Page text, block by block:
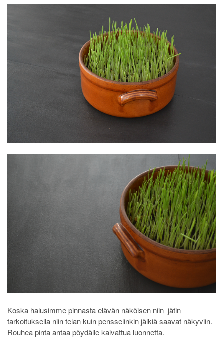
Koska halusimme pinnasta elävän näköisen niin jätin
tarkoituksella niin telan kuin pensselinkin jälkiä saavat näkyviin.
Rouhea pinta antaa pöydälle kaivattua luonnetta.